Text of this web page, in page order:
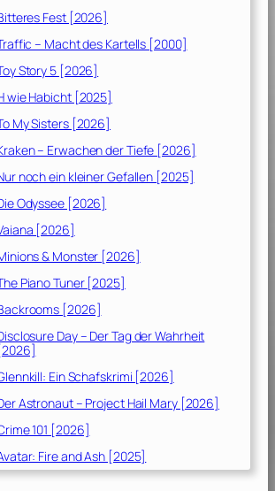
Fest [2026]
– Macht des Kartells [2000]
Story 5 [2026]
wie Habicht [2025]
My Sisters [2026]
– Erwachen der Tiefe [2026]
noch ein kleiner Gefallen [2025]
Odyssee [2026]
[2026]
& Monster [2026]
Piano Tuner [2025]
[2026]
Day – Der Tag der Wahrheit
Ein Schafskrimi [2026]
Astronaut – Project Hail Mary [2026]
101 [2026]
Fire and Ash [2025]